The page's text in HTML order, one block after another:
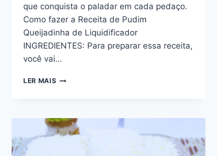
que conquista o paladar em cada pedaço.
Como fazer a Receita de Pudim
Queijadinha de Liquidificador
INGREDIENTES: Para preparar essa receita,
você vai…
LER MAIS PUDIM